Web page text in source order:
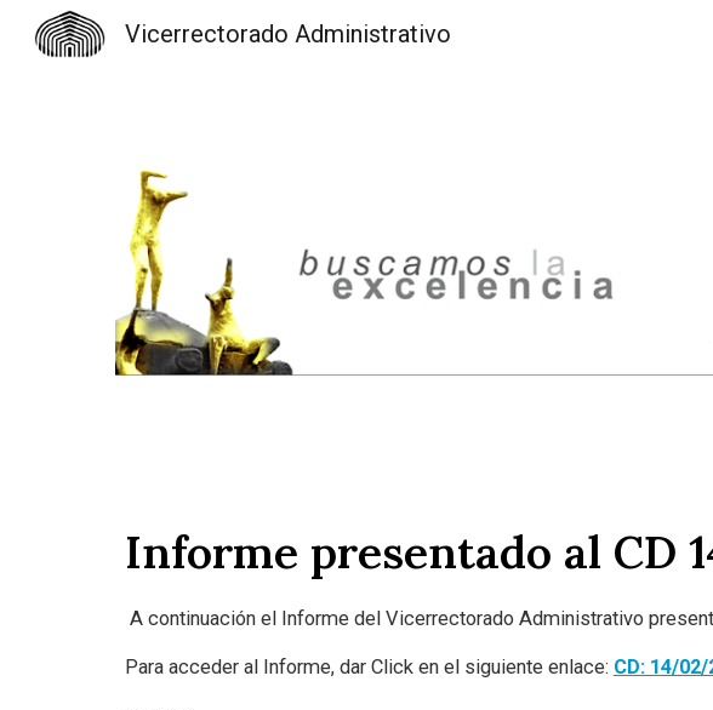
Vicerrectorado Administrativo
Informe presentado al CD
A continuación el Informe del Vicerrectorado Administrativo
Para acceder al Informe, dar Click en el siguiente enlace: CD: 14/02/